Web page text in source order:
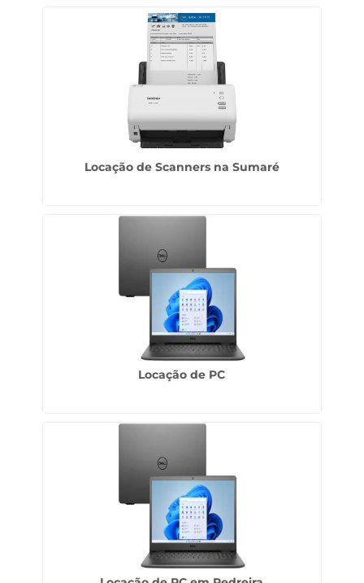
Locação de Scanners na Sumaré
Locação de PC